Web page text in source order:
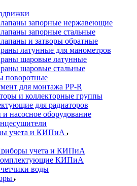
запорные нержавеющие
запорные стальные
и затворы обратные
латунные для манометров
шаровые латунные
шаровые стальные
поворотные
для монтажа PP-R
и коллекторные группы
для радиаторов
насосное оборудование
учета и КИПиА
учета и КИПиА
КИПиА
воды